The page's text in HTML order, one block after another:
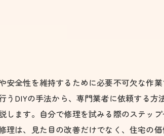
全性を維持するために必要不可欠な作
DIYの手法から、専門業者に依頼する
ます。自分で修理を試みる際のステッ
理は、見た目の改善だけでなく、住宅の